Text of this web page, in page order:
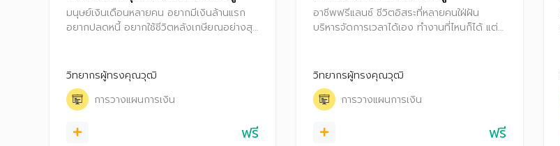
มนุษย์เงินเดือนหลายคน อยากมีเงินล้านแรก
อยากปลดหนี้ อยากใช้ชีวิตหลังเกษียณอย่างสุข
เลือกใช้สิทธิลดหย่อนภาษี พร้อมพัฒนาทักษะ
การเงินของตัวเองไปด้วย
วิทยากรผู้ทรงคุณวุฒิ
การวางแผนการเงิน
ฟรี
อาชีพฟรีแลนซ์ ชีวิตอิสระที่หลายคนใฝ่ฝัน
บริหารจัดการเวลาได้เอง ทำงานที่ไหนก็ได้ แต่
วางแผนบริหารเงินและภาษี จึงเป็นสิ่งสำคัญ
ช่วยให้ชีวิตฟรีแลนซ์มั่นคงและสบายใจ
วิทยากรผู้ทรงคุณวุฒิ
การวางแผนการเงิน
ฟรี